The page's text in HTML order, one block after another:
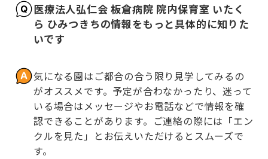
医療法人弘仁会 板倉病院 院内保育室 いたく
ら ひみつきちの情報をもっと具体的に知りた
いです
気になる園はご都合の合う限り見学してみるの
がオススメです。予定が合わなかったり、迷って
いる場合はメッセージやお電話などで情報を確
認できることがあります。ご連絡の際には「エン
クルを見た」とお伝えいただけるとスムーズで
す。